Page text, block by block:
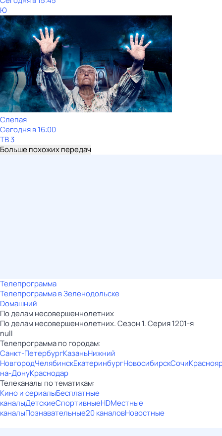
Ю
Слепая
Сегодня в 16:00
ТВ 3
Больше похожих передач
Телепрограмма
Телепрограмма в Зеленодольске
Dомашний
По делам несовершеннолетних
По делам несовершеннолетних. Сезон 1. Серия 1201-я
null
Телепрограмма по городам:
Санкт-ПетербургКазаньНижний
НовгородЧелябинскЕкатеринбургНовосибирскСочи
на-ДонуКраснодар
Телеканалы по тематикам:
Кино и сериалыБесплатные
каналыДетскиеСпортивныеHDМестные
каналыПознавательные20 каналовНовостные